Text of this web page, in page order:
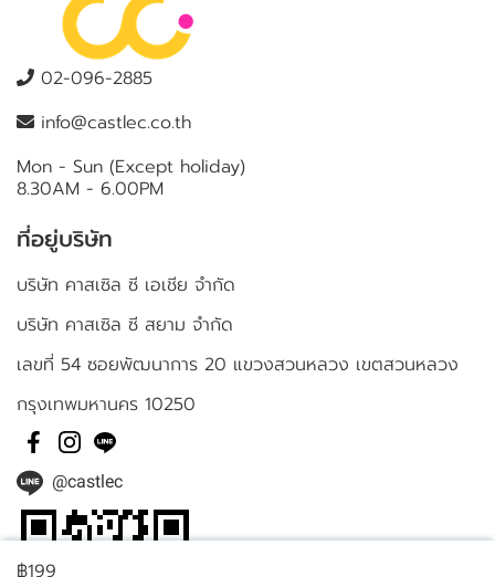
฿199
02-096-2885
info@castlec.co.th
Mon - Sun (Except holiday)
8.30AM - 6.00PM
ที่อยู่บริษัท
บริษัท คาสเซิล ซี เอเชีย จำกัด
บริษัท คาสเซิล ซี สยาม จำกัด
เลขที่ 54 ซอยพัฒนาการ 20 แขวงสวนหลวง เขตสวนหลวง
กรุงเทพมหานคร 10250
@castlec